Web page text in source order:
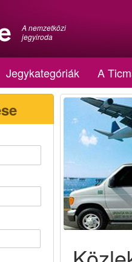
A nemzetközi
jegyiroda
Jegykategóriák A